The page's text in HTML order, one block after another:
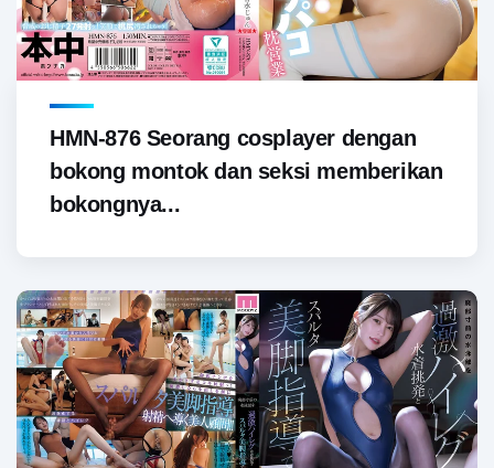
HMN-876 Seorang cosplayer dengan
bokong montok dan seksi memberikan
bokongnya...